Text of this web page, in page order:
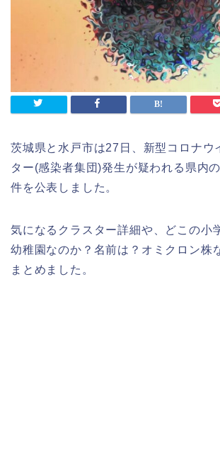
茨城県と水戸市は27日、新型コロナウ
ター(感染者集団)発生が疑われる県内
件を公表しました。
気になるクラスター詳細や、どこの小
幼稚園なのか？名前は？オミクロン株
まとめました。